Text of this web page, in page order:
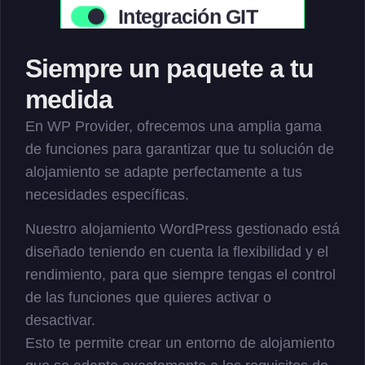
Utiliza GIT para el control de
para WordPress.
Caché Litespeed
tiempos de carga.
Caché Redis
datos.
Siempre un paquete a tu
medida
En WP Provider, ofrecemos una amplia gama
de funciones para garantizar que tu solución de
alojamiento se adapte perfectamente a tus
necesidades específicas.
Nuestro alojamiento WordPress gestionado está
diseñado teniendo en cuenta la flexibilidad y el
rendimiento, para que siempre tengas el control
de las funciones que quieres activar o
desactivar.
Esto te permite crear un entorno de alojamiento